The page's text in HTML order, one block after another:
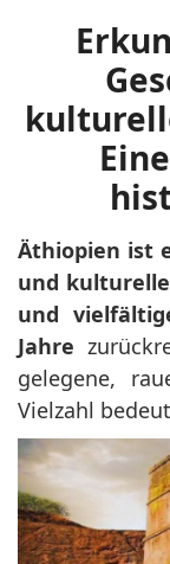
Äthiopien ist
und
und
Jahre
gelegene,
Vielzahl